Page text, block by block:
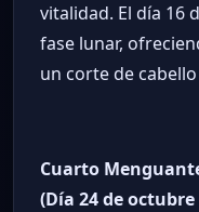
vitalidad. El día 16
fase lunar,
un corte de
Cuarto
(Día 24 de octubre